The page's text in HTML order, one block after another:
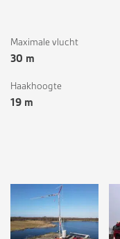
Maximale vlucht
30 m
Haakhoogte
19 m